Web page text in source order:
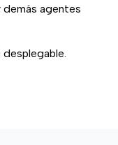
demás agentes
desplegable.